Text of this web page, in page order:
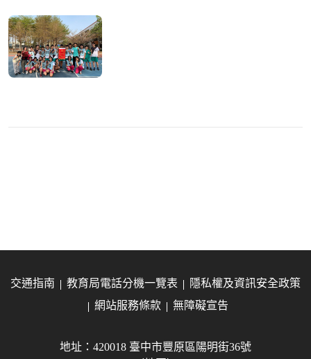
交通指南 教育局電話分機一覽表
隱私權及資訊安全政策
網站服務條款
無障礙宣告
地址：420018 臺中市豐原區陽明街36號